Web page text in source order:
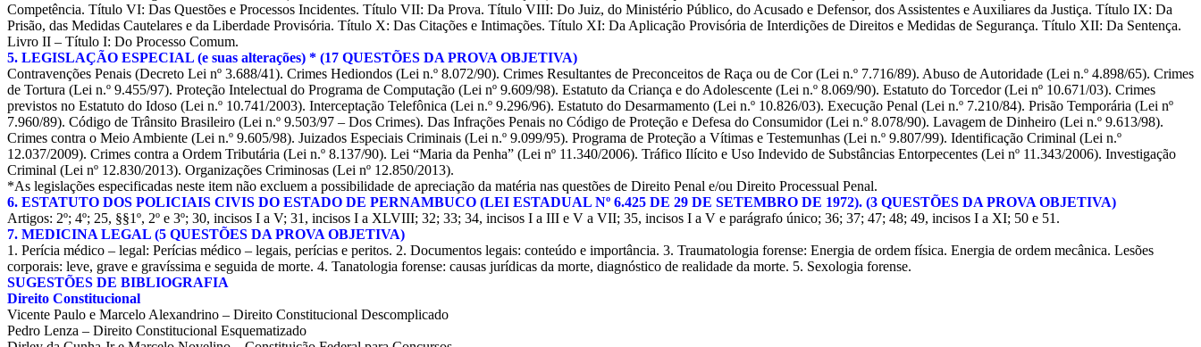
Competência. Título VI: Das Questões e Processos Incidentes. Título VII: Da Prova. Título VIII: Do Juiz, do Ministério Público, do Acusado e Defensor, dos Assistentes e Auxiliares da Justiça. Título IX: Da
Prisão, das Medidas Cautelares e da Liberdade Provisória. Título X: Das Citações e Intimações. Título XI: Da Aplicação Provisória de Interdições de Direitos e Medidas de Segurança. Título XII: Da Sentença.
Livro II – Título I: Do Processo Comum.
5. LEGISLAÇÃO ESPECIAL (e suas alterações) * (17 QUESTÕES DA PROVA OBJETIVA)
Contravenções Penais (Decreto Lei nº 3.688/41). Crimes Hediondos (Lei n.º 8.072/90). Crimes Resultantes de Preconceitos de Raça ou de Cor (Lei n.º 7.716/89). Abuso de Autoridade (Lei n.º 4.898/65). Crimes
de Tortura (Lei n.º 9.455/97). Proteção Intelectual do Programa de Computação (Lei nº 9.609/98). Estatuto da Criança e do Adolescente (Lei n.º 8.069/90). Estatuto do Torcedor (Lei nº 10.671/03). Crimes
previstos no Estatuto do Idoso (Lei n.º 10.741/2003). Interceptação Telefônica (Lei n.º 9.296/96). Estatuto do Desarmamento (Lei n.º 10.826/03). Execução Penal (Lei n.º 7.210/84). Prisão Temporária (Lei nº
7.960/89). Código de Trânsito Brasileiro (Lei n.º 9.503/97 – Dos Crimes). Das Infrações Penais no Código de Proteção e Defesa do Consumidor (Lei n.º 8.078/90). Lavagem de Dinheiro (Lei n.º 9.613/98).
Crimes contra o Meio Ambiente (Lei n.º 9.605/98). Juizados Especiais Criminais (Lei n.º 9.099/95). Programa de Proteção a Vítimas e Testemunhas (Lei n.º 9.807/99). Identificação Criminal (Lei n.º
12.037/2009). Crimes contra a Ordem Tributária (Lei n.º 8.137/90). Lei “Maria da Penha” (Lei nº 11.340/2006). Tráfico Ilícito e Uso Indevido de Substâncias Entorpecentes (Lei nº 11.343/2006). Investigação
Criminal (Lei nº 12.830/2013). Organizações Criminosas (Lei nº 12.850/2013).
*As legislações especificadas neste item não excluem a possibilidade de apreciação da matéria nas questões de Direito Penal e/ou Direito Processual Penal.
6. ESTATUTO DOS POLICIAIS CIVIS DO ESTADO DE PERNAMBUCO (LEI ESTADUAL Nº 6.425 DE 29 DE SETEMBRO DE 1972). (3 QUESTÕES DA PROVA OBJETIVA)
Artigos: 2º; 4º; 25, §§1º, 2º e 3º; 30, incisos I a V; 31, incisos I a XLVIII; 32; 33; 34, incisos I a III e V a VII; 35, incisos I a V e parágrafo único; 36; 37; 47; 48; 49, incisos I a XI; 50 e 51.
7. MEDICINA LEGAL (5 QUESTÕES DA PROVA OBJETIVA)
1. Perícia médico – legal: Perícias médico – legais, perícias e peritos. 2. Documentos legais: conteúdo e importância. 3. Traumatologia forense: Energia de ordem física. Energia de ordem mecânica. Lesões
corporais: leve, grave e gravíssima e seguida de morte. 4. Tanatologia forense: causas jurídicas da morte, diagnóstico de realidade da morte. 5. Sexologia forense.
SUGESTÕES DE BIBLIOGRAFIA
Direito Constitucional
Vicente Paulo e Marcelo Alexandrino – Direito Constitucional Descomplicado
Pedro Lenza – Direito Constitucional Esquematizado